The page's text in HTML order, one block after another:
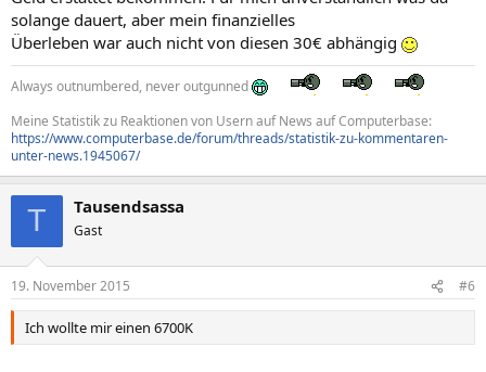
solange dauert, aber mein finanzielles
Überleben war auch nicht von diesen 30€ abhängig
Always outnumbered, never outgunned
Meine Statistik zu Reaktionen von Usern auf News auf Computerbase:
https://www.computerbase.de/forum/threads/statistik-zu-kommentaren-
unter-news.1945067/
T Tausendsassa
Gast
19. November 2015 #6
Ich wollte mir einen 6700K